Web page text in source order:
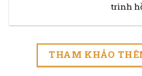
trình
THAM KHẢO